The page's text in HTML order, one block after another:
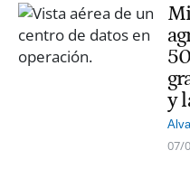
y
07/